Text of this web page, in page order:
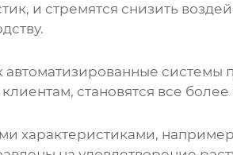
и стремятся снизить
системы
становятся все
характеристиками,